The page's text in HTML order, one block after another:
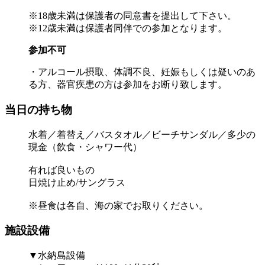
※18歳未満は保護者の同意書を提出して下さい。
※12歳未満は保護者同伴での参加となります。
参加不可
・アルコール摂取、体調不良、妊娠もしくは疑いのあ
る方、器官疾患の方は参加をお断り致します。
当日の持ち物
水着／着替え／バスタオル／ビーチサンダル／多少の
現金（飲食・シャワー代）
有れば良いもの
日焼け止め/サングラス
※昼食は各自、海の家でお取りください。
施設設備
▼水納島設備